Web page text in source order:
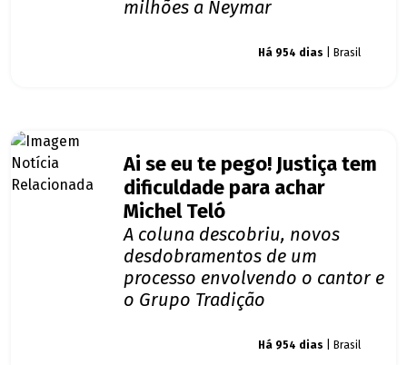
milhões a Neymar
Há 954 dias | Brasil
Ai se eu te pego! Justiça tem
dificuldade para achar
Michel Teló
A coluna descobriu, novos
desdobramentos de um
processo envolvendo o cantor e
o Grupo Tradição
Há 954 dias | Brasil